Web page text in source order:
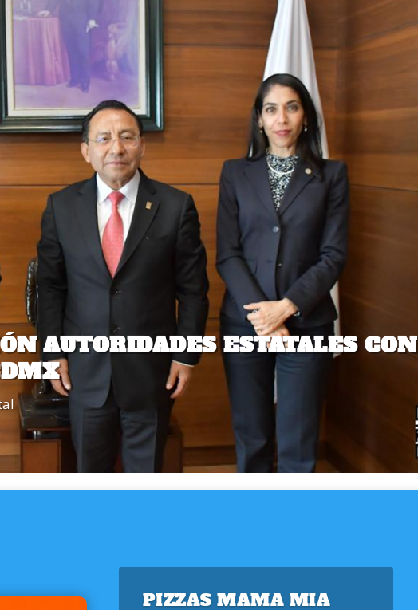
AUTORIDADES ESTATALES CON
PIZZAS MAMA MIA